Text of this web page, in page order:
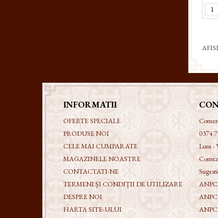
INFORMATII
OFERTE SPECIALE
PRODUSE NOI
CELE MAI CUMPARATE
MAGAZINELE NOASTRE
CONTACTATI-NE
TERMENI ȘI CONDIȚII DE UTILIZARE
DESPRE NOI
HARTA SITE-ULUI
0374
Luni -
ANPC